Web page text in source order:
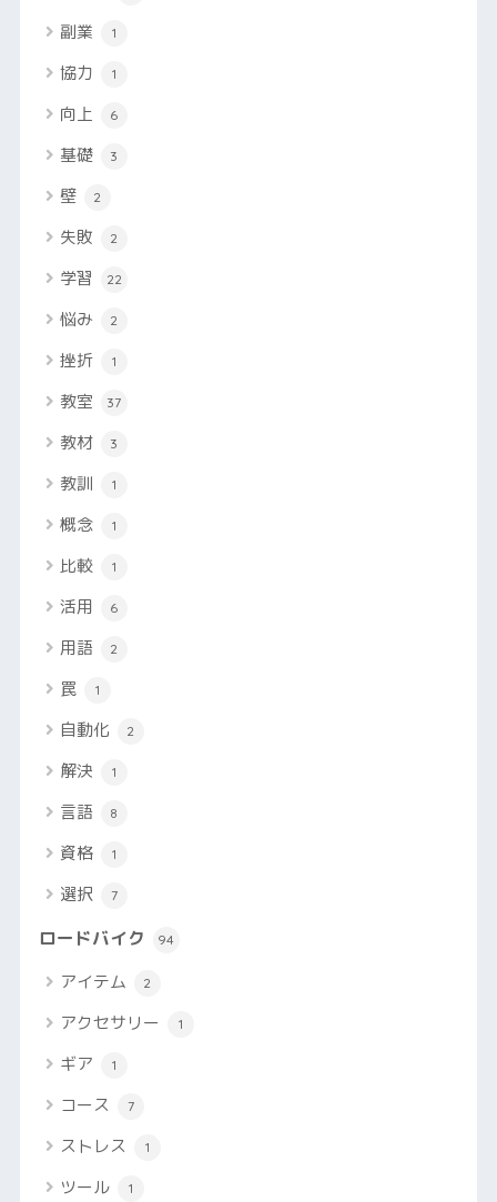
副業 1
協力 1
向上 6
基礎 3
壁 2
失敗 2
学習 22
悩み 2
挫折 1
教室 37
教材 3
教訓 1
概念 1
比較 1
活用 6
用語 2
罠 1
自動化 2
解決 1
言語 8
資格 1
選択 7
ロードバイク 94
アイテム 2
アクセサリー 1
ギア 1
コース 7
ストレス 1
ツール 1